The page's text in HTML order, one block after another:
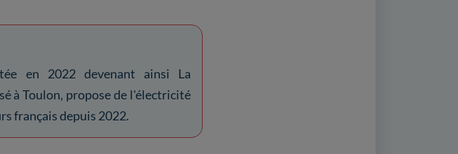
en 2022 devenant ainsi La
à Toulon, propose de l'électricité
français depuis 2022.